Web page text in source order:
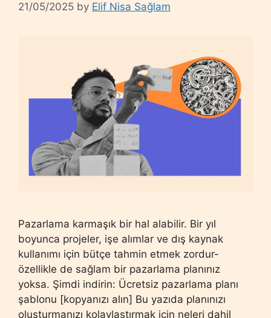
21/05/2025 by Elif Nisa Sağlam
Pazarlama karmaşık bir hal alabilir. Bir yıl
boyunca projeler, işe alımlar ve dış kaynak
kullanımı için bütçe tahmin etmek zordur-
özellikle de sağlam bir pazarlama planınız
yoksa. Şimdi indirin: Ücretsiz pazarlama planı
şablonu [kopyanızı alın] Bu yazıda planınızı
oluşturmanızı kolaylaştırmak için neleri dahil